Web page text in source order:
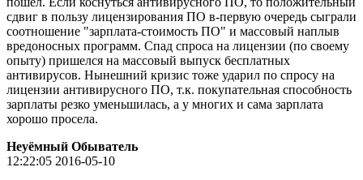
сдвиг в пользу лицензирования ПО в-первую очередь сыграли
соотношение "зарплата-стоимость ПО" и массовый наплыв
вредоносных программ. Спад спроса на лицензии (по своему
опыту) пришелся на массовый выпуск бесплатных
антивирусов. Нынешний кризис тоже ударил по спросу на
лицензии антивирусного ПО, т.к. покупательная способность
зарплаты резко уменьшилась, а у многих и сама зарплата
хорошо просела.
Неуёмный Обыватель
12:22:05 2016-05-10